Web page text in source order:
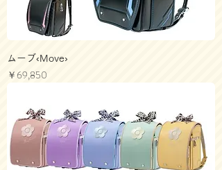
ムーブ‹Move›
価格
￥69,850